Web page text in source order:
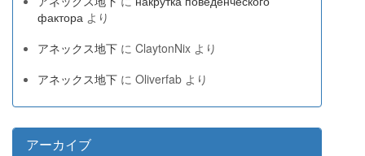
фактора より
アネックス地下 に ClaytonNix より
アネックス地下 に Oliverfab より
アーカイブ